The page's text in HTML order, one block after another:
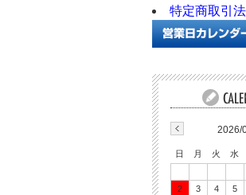
特定商取引
2026/
日 月 火 水
2
3 4 5